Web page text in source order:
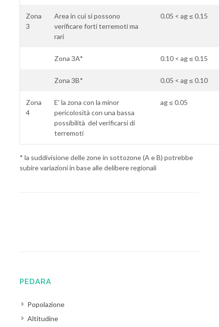
Zona
3
Area in cui si possono
verificare forti terremoti ma
rari
0.05 < ag ≤ 0.15
Zona 3A* 0.10 < ag ≤ 0.15
Zona 3B* 0.05 < ag ≤ 0.10
Zona
4
E' la zona con la minor
pericolosità con una bassa
possibilità del verificarsi di
terremoti
ag ≤ 0.05
* la suddivisione delle zone in sottozone (A e B) potrebbe
subire variazioni in base alle delibere regionali
PEDARA
Popolazione
Altitudine